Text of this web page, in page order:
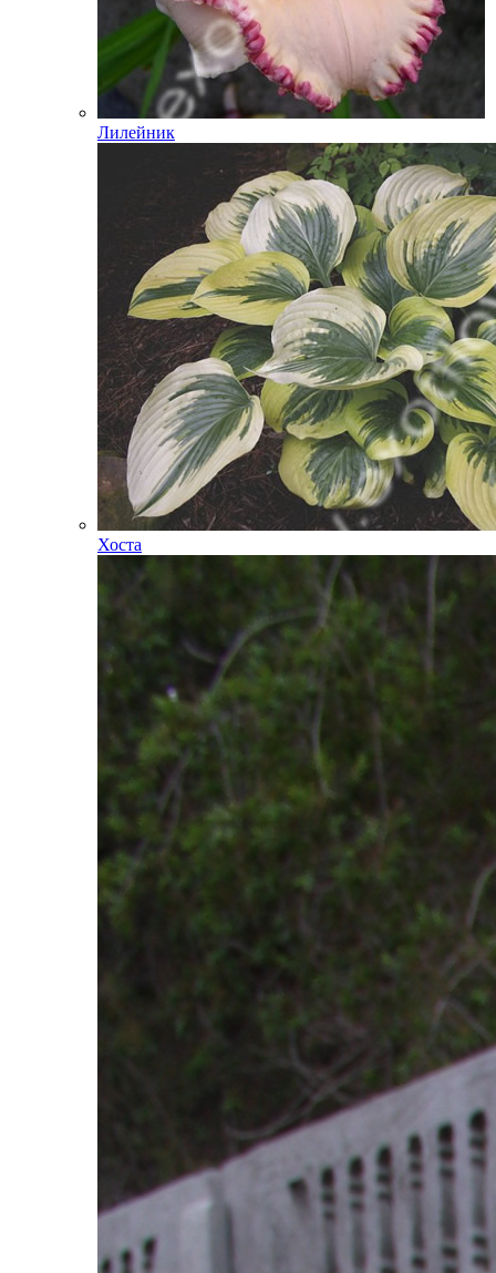
Лилейник
Хоста